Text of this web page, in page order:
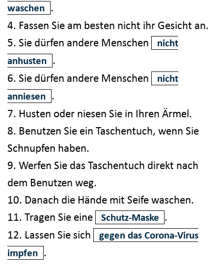
waschen .
4. Fassen Sie am besten nicht ihr Gesicht an.
5. Sie dürfen andere Menschen
nicht
anhusten .
6. Sie dürfen andere Menschen
nicht
anniesen .
7. Husten oder niesen Sie in Ihren Ärmel.
8. Benutzen Sie ein Taschentuch, wenn Sie
Schnupfen haben.
9. Werfen Sie das Taschentuch direkt nach
dem Benutzen weg.
10. Danach die Hände mit Seife waschen.
11. Tragen Sie eine
Schutz-Maske .
12. Lassen Sie sich
gegen das Corona-Virus
impfen .